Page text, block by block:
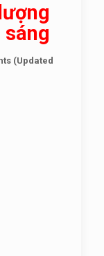
(Updated